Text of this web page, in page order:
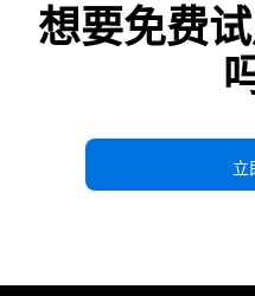
想要免费
立